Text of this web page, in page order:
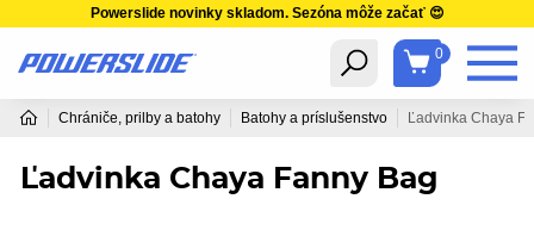
Powerslide novinky skladom. Sezóna môže začať 😍
0
Chrániče, prilby a batohy Batohy a príslušenstvo Ľadvinka Chaya
Ľadvinka Chaya Fanny Bag